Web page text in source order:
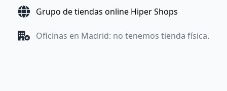
Grupo de tiendas online Hiper Shops
Oficinas en Madrid: no tenemos tienda física.